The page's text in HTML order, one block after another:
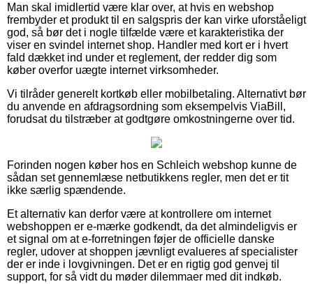
Man skal imidlertid være klar over, at hvis en webshop
frembyder et produkt til en salgspris der kan virke uforståeligt
god, så bør det i nogle tilfælde være et karakteristika der
viser en svindel internet shop. Handler med kort er i hvert
fald dækket ind under et reglement, der redder dig som
køber overfor uægte internet virksomheder.
Vi tilråder generelt kortkøb eller mobilbetaling. Alternativt bør
du anvende en afdragsordning som eksempelvis ViaBill,
forudsat du tilstræber at godtgøre omkostningerne over tid.
Forinden nogen køber hos en Schleich webshop kunne de
sådan set gennemlæse netbutikkens regler, men det er tit
ikke særlig spændende.
Et alternativ kan derfor være at kontrollere om internet
webshoppen er e-mærke godkendt, da det almindeligvis er
et signal om at e-forretningen føjer de officielle danske
regler, udover at shoppen jævnligt evalueres af specialister
der er inde i lovgivningen. Det er en rigtig god genvej til
support, for så vidt du møder dilemmaer med dit indkøb.